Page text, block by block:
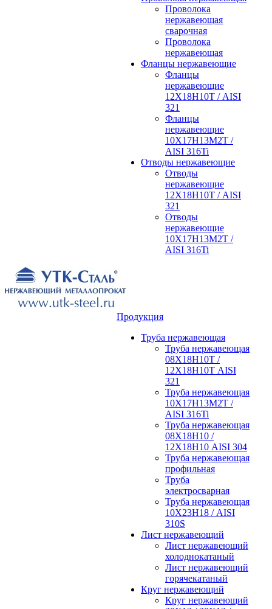
Проволока
нержавеющая
сварочная
Проволока
нержавеющая
Фланцы нержавеющие
Фланцы
нержавеющие
12Х18Н10Т / AISI
321
Фланцы
нержавеющие
10Х17Н13М2Т /
AISI 316Ti
Отводы нержавеющие
Отводы
нержавеющие
12Х18Н10Т / AISI
321
Отводы
нержавеющие
10Х17Н13М2Т /
AISI 316Ti
Продукция
Труба нержавеющая
Труба нержавеющая
08Х18Н10Т /
12Х18Н10Т AISI
321
Труба нержавеющая
10Х17Н13М2Т /
AISI 316Ti
Труба нержавеющая
08Х18Н10 /
12Х18Н10 AISI 304
Труба нержавеющая
профильная
Труба
электросварная
Труба нержавеющая
10Х23Н18 / AISI
310S
Лист нержавеющий
Лист нержавеющий
холоднокатаный
Лист нержавеющий
горячекатаный
Круг нержавеющий
Круг нержавеющий